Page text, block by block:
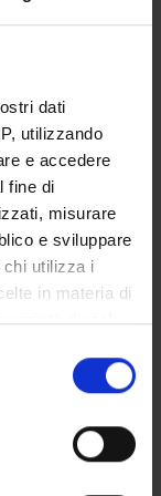
dati
utilizzando
e accedere
fine di
misurare
e sviluppare
utilizza i
in materia di
digitale
in qualsiasi
o facendo clic